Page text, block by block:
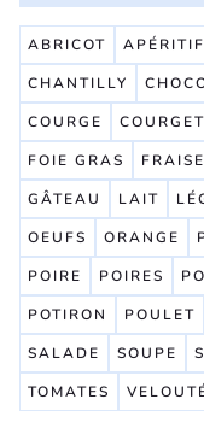
ABRICOT APÉRITIF
CHANTILLY
COURGE
FOIE GRAS
GÂTEAU
LAIT
OEUFS
ORANGE
POIRE
POIRES
POTIRON
POULET
SALADE
SOUPE
TOMATES